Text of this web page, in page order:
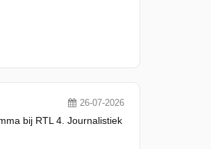
26-07-2026
bij RTL 4. Journalistiek